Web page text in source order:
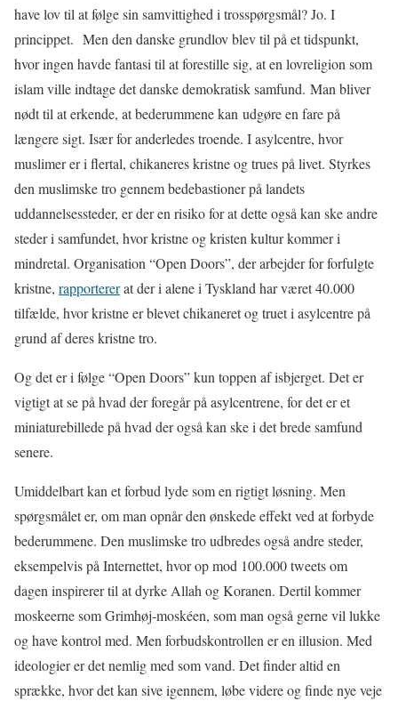
have lov til at følge sin samvittighed i trosspørgsmål? Jo. I
princippet. Men den danske grundlov blev til på et tidspunkt,
hvor ingen havde fantasi til at forestille sig, at en lovreligion som
islam ville indtage det danske demokratisk samfund. Man bliver
nødt til at erkende, at bederummene kan udgøre en fare på
længere sigt. Især for anderledes troende. I asylcentre, hvor
muslimer er i flertal, chikaneres kristne og trues på livet. Styrkes
den muslimske tro gennem bedebastioner på landets
uddannelsessteder, er der en risiko for at dette også kan ske andre
steder i samfundet, hvor kristne og kristen kultur kommer i
mindretal. Organisation “Open Doors”, der arbejder for forfulgte
kristne, rapportererat der i alene i Tyskland har været 40.000
tilfælde, hvor kristne er blevet chikaneret og truet i asylcentre på
grund af deres kristne tro.
Og det er i følge “Open Doors” kun toppen af isbjerget. Det er
vigtigt at se på hvad der foregår på asylcentrene, for det er et
miniaturebillede på hvad der også kan ske i det brede samfund
senere.
Umiddelbart kan et forbud lyde som en rigtigt løsning. Men
spørgsmålet er, om man opnår den ønskede effekt ved at forbyde
bederummene. Den muslimske tro udbredes også andre steder,
eksempelvis på Internettet, hvor op mod 100.000 tweets om
dagen inspirerer til at dyrke Allah og Koranen. Dertil kommer
moskeerne som Grimhøj-moskéen, som man også gerne vil lukke
og have kontrol med. Men forbudskontrollen er en illusion. Med
ideologier er det nemlig med som vand. Det finder altid en
sprække, hvor det kan sive igennem, løbe videre og finde nye veje